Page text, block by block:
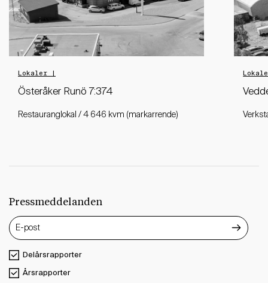
Lokaler |
Österåker Runö 7:374
Restauranglokal / 4 646 kvm (markarrende)
Pressmeddelanden
Delårsrapporter
Årsrapporter